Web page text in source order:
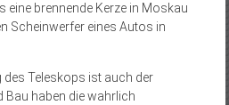
eine brennende Kerze in Moskau
Scheinwerfer eines Autos in
des Teleskops ist auch der
Bau haben die wahrlich